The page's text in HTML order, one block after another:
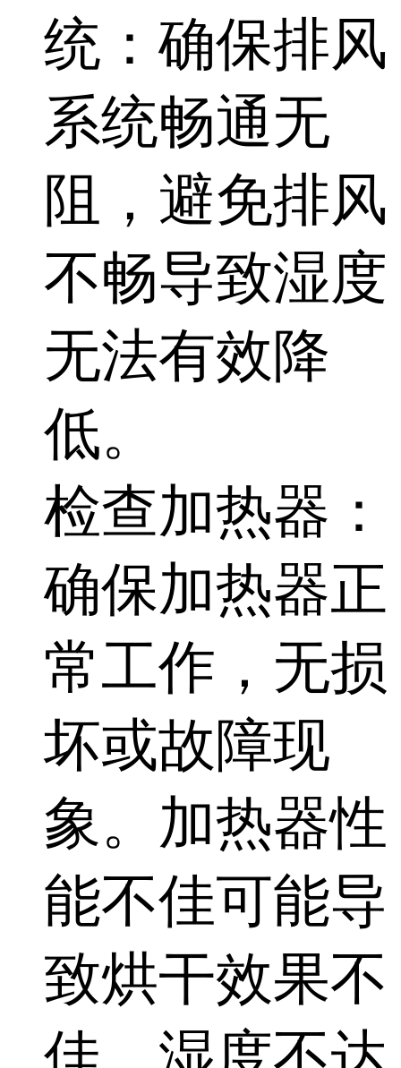
统：确保排风
系统畅通无
阻，避免排风
不畅导致湿度
无法有效降
低。
检查加热器：
确保加热器正
常工作，无损
坏或故障现
象。加热器性
能不佳可能导
致烘干效果不